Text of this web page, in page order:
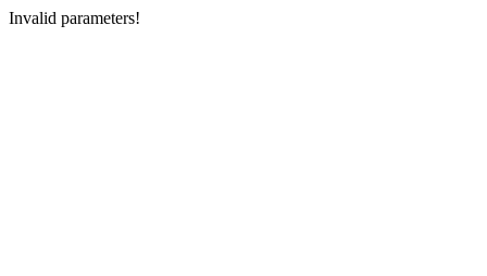
Invalid parameters!